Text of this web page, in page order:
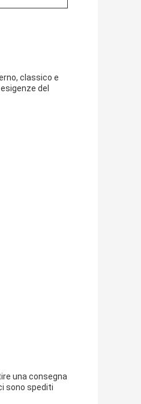
classico e
del
una consegna
sono spediti